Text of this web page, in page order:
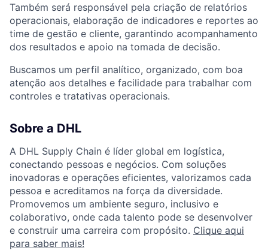
Também será responsável pela criação de relatórios
operacionais, elaboração de indicadores e reportes ao
time de gestão e cliente, garantindo acompanhamento
dos resultados e apoio na tomada de decisão.
Buscamos um perfil analítico, organizado, com boa
atenção aos detalhes e facilidade para trabalhar com
controles e tratativas operacionais.
Sobre a DHL
A DHL Supply Chain é líder global em logística,
conectando pessoas e negócios. Com soluções
inovadoras e operações eficientes, valorizamos cada
pessoa e acreditamos na força da diversidade.
Promovemos um ambiente seguro, inclusivo e
colaborativo, onde cada talento pode se desenvolver
e construir uma carreira com propósito. Clique aqui
para saber mais!